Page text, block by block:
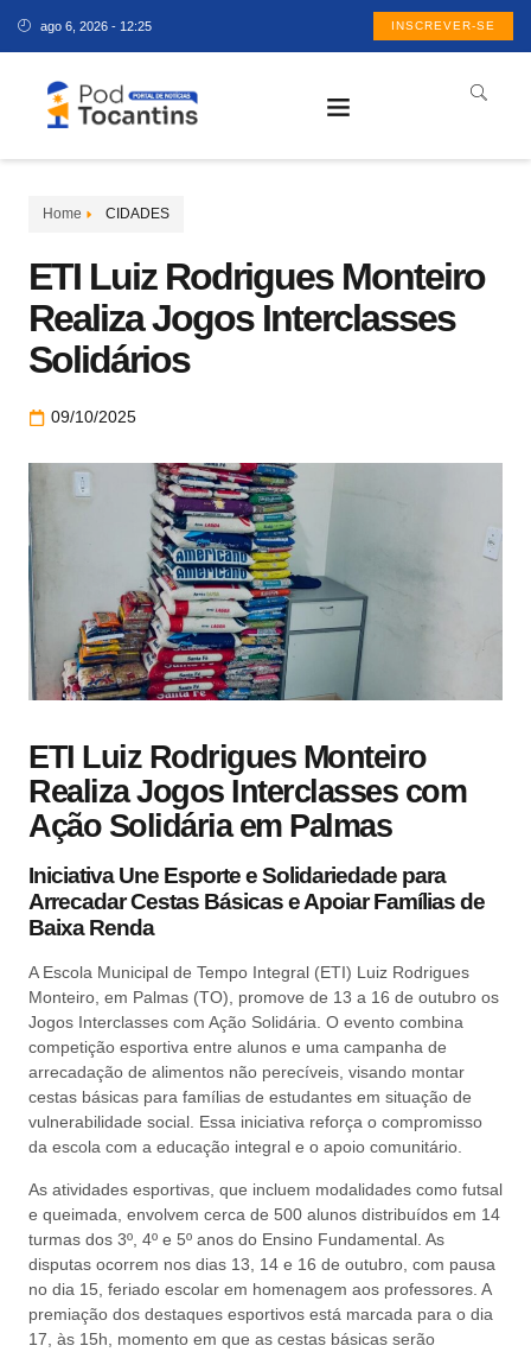
ago 6, 2026 - 12:25 INSCREVER-SE
Home CIDADES
ETI Luiz Rodrigues Monteiro
Realiza Jogos Interclasses
Solidários
09/10/2025
ETI Luiz Rodrigues Monteiro
Realiza Jogos Interclasses com
Ação Solidária em Palmas
Iniciativa Une Esporte e Solidariedade para
Arrecadar Cestas Básicas e Apoiar Famílias de
Baixa Renda
A Escola Municipal de Tempo Integral (ETI) Luiz Rodrigues
Monteiro, em Palmas (TO), promove de 13 a 16 de outubro os
Jogos Interclasses com Ação Solidária. O evento combina
competição esportiva entre alunos e uma campanha de
arrecadação de alimentos não perecíveis, visando montar
cestas básicas para famílias de estudantes em situação de
vulnerabilidade social. Essa iniciativa reforça o compromisso
da escola com a educação integral e o apoio comunitário.
As atividades esportivas, que incluem modalidades como futsal
e queimada, envolvem cerca de 500 alunos distribuídos em 14
turmas dos 3º, 4º e 5º anos do Ensino Fundamental. As
disputas ocorrem nos dias 13, 14 e 16 de outubro, com pausa
no dia 15, feriado escolar em homenagem aos professores. A
premiação dos destaques esportivos está marcada para o dia
17, às 15h, momento em que as cestas básicas serão